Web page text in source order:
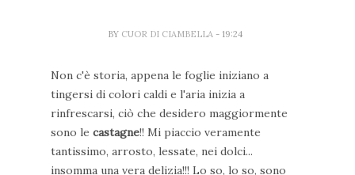
BY CUOR DI CIAMBELLA - 19:24
Non c'è storia, appena le foglie iniziano a
tingersi di colori caldi e l'aria inizia a
rinfrescarsi, ciò che desidero maggiormente
sono le castagne!! Mi piaccio veramente
tantissimo, arrosto, lessate, nei dolci...
insomma una vera delizia!!! Lo so, lo so, sono